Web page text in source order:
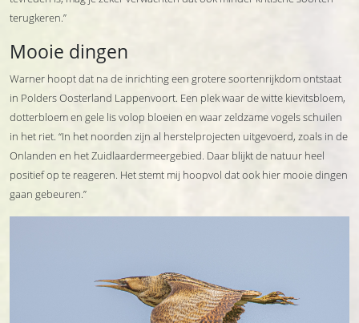
terugkeren.”
Mooie dingen
Warner hoopt dat na de inrichting een grotere soortenrijkdom ontstaat
in Polders Oosterland Lappenvoort. Een plek waar de witte kievitsbloem,
dotterbloem en gele lis volop bloeien en waar zeldzame vogels schuilen
in het riet. “In het noorden zijn al herstelprojecten uitgevoerd, zoals in de
Onlanden en het Zuidlaardermeergebied. Daar blijkt de natuur heel
positief op te reageren. Het stemt mij hoopvol dat ook hier mooie dingen
gaan gebeuren.”